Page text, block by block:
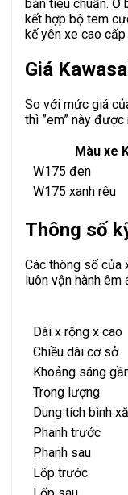
bản tiêu chuẩn. Ở
kết hợp bộ tem
kế yên xe cao cấp
Giá
So với mức giá
thì ”em” này
Màu xe
W175 đen
W175 xanh rêu
Thông số
Các thông số của
luôn vận hành
Dài x rộng x cao
Chiều dài cơ sở
Khoảng sáng
Trọng lượng
Dung tích bình
Phanh trước
Phanh sau
Lốp trước